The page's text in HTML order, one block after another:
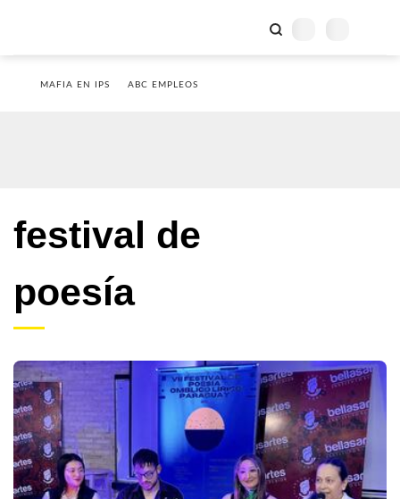
MAFIA EN IPS ABC EMPLEOS
festival de
poesía